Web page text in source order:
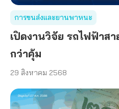
การขนส่งและยานพาหนะ
เปิดงานวิจัย รถไฟฟ้าส
กว่าคุ้ม
29 สิงหาคม 2568